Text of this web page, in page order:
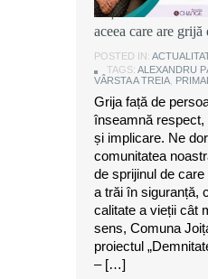
Joița: O comunitate
aceea care are grijă
POSTED IN:
TAGS: ALEXANDRU
VÂRSTA A TREIA
Grija față de
înseamnă respect,
și implicare. Ne
comunitatea
de sprijinul de
a trăi în siguranță,
calitate a vieții cât
sens, Comuna
proiectul
– […]